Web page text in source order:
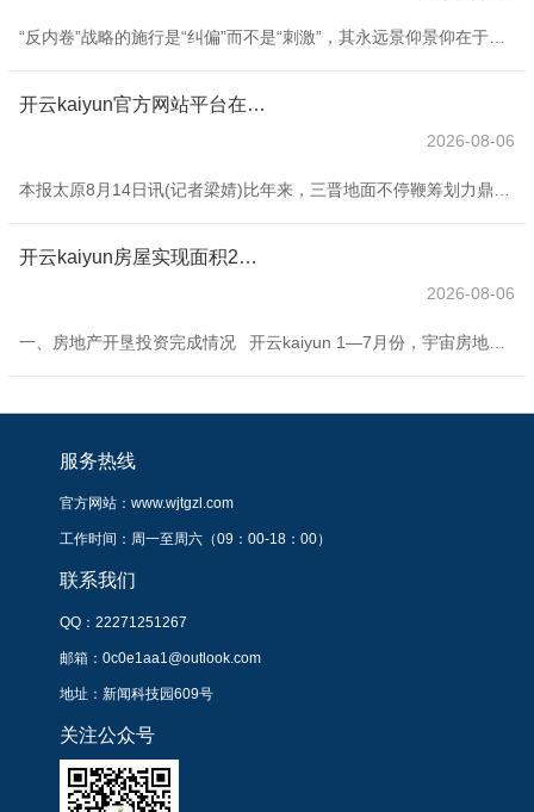
“反内卷”战略的施行是“纠偏”而不是“刺激”，其永远景仰景仰在于重塑产业竞争逻辑。因此，“反内卷”战略对物价的影响是结构性与善良的。将来物价走势的要津变量，仍然在于需求复苏的力度与战略协同的节律。 跟着“反内卷”等战略抓续发力，部分行业供需关系有所改善，价钱界限出现积极变化。但也有东说念主惦记，“反内卷”会带来物价的广大高潮吗？对此，谜底是辩白的。“反内卷”的目的是处罚部分界限的廉价无序竞争，而不是推升物价。阛阓经济条目下，供需关系是决订价钱最根蒂的身分，现时国内灵验需求仍然不及，物价全面高潮
开云kaiyun官方网站平台在册权术主体打破2万家-开云(中国专属) 官方网站 登录入口
2026-08-06
本报太原8月14日讯(记者梁婧)比年来，三晋地面不停鞭筹划力鼎新概括纠正试点使命，在构建新式动力体系的谈路上迈出坚实步调。端正客岁底，山西省新动力和清洁动力装机占比打破50%。 在晋北采煤千里陷区，500万千瓦光伏发电技俩修复热热闹闹。建成后，每年可向京津冀运送93亿千瓦时清洁电能。不辽阔的格友邦际神池霸业梁风电场，白色风机在塞外风中渐渐旋转。“优化后的区域电网结构将助力国度和省级大型表象示范基地修复。”山西省动力局党组通知、局长张翔说。 山西电力往返中心最新数据披露，客岁全省新动力外送往返结
开云kaiyun房屋实现面积25034万浅近米-开云(中国专属) 官方网站 登录入口
2026-08-06
一、房地产开垦投资完成情况 开云kaiyun 1—7月份，宇宙房地产开垦投资53580亿元，同比下跌12.0%(按可比口径筹谋，详见附注6)；其中，住宅投资41208亿元，下跌10.9%。 1—7月份，房地产开垦企业房屋施工面积638731万浅近米，同比下跌9.2%。其中，住宅施工面积445107万浅近米，下跌9.4%。房屋新开工面积35206万浅近米，下跌19.4%。其中，住宅新开工面积25881万浅近米，下跌18.3%。房屋实现面积25034万浅近米，下跌16.5%。其中，住宅实
服务热线
官方网站：www.wjtgzl.com
工作时间：周一至周六（09：00-18：00）
联系我们
QQ：22271251267
邮箱：0c0e1aa1@outlook.com
地址：新闻科技园609号
关注公众号